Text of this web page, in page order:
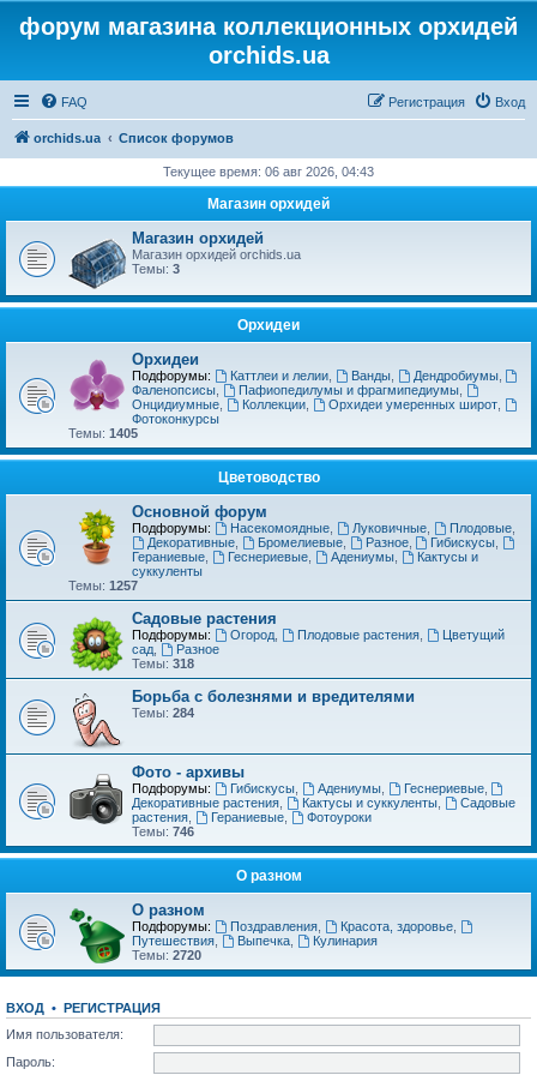
форум магазина коллекционных орхидей
orchids.ua
FAQ Вход
Регистрация
orchids.ua Список форумов
Текущее время: 06 авг 2026, 04:43
Магазин орхидей
Магазин орхидей
Магазин орхидей orchids.ua
Темы: 3
Орхидеи
Орхидеи
Подфорумы: Каттлеи и лелии, Ванды, Дендробиумы,
Фаленопсисы
Пафиопедилумы и фрагмипедиумы,
Онцидиумные
Коллекции, Орхидеи умеренных широт,
Фотоконкурсы
Темы: 1405
Цветоводство
Основной форум
Подфорумы: Насекомоядные, Луковичные, Плодовые,
Декоративные, Бромелиевые, Разное, Гибискусы
Гераниевые
Геснериевые, Адениумы,
Кактусы и
суккуленты
Темы: 1257
Садовые растения
Подфорумы: Огород, Плодовые растения,
Цветущий
сад
Разное
Темы: 318
Борьба с болезнями и вредителями
Темы: 284
Фото - архивы
Подфорумы: Гибискусы, Адениумы, Геснериевые,
Декоративные растения
Кактусы и суккуленты,
Садовые
растения
Гераниевые,
Фотоуроки
Темы: 746
О разном
О разном
Подфорумы: Поздравления, Красота, здоровье,
Путешествия
Выпечка,
Кулинария
Темы: 2720
ВХОД • РЕГИСТРАЦИЯ
Имя пользователя:
Пароль: